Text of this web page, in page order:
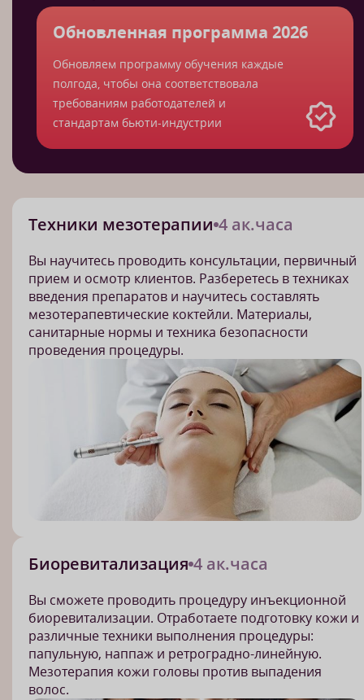
Обновленная программа 2026
Обновляем программу обучения каждые
полгода, чтобы она соответствовала
требованиям работодателей и
стандартам бьюти-индустрии
Техники мезотерапии 4 ак.часа
Вы научитесь проводить консультации, первичный
прием и осмотр клиентов. Разберетесь в техниках
введения препаратов и научитесь составлять
мезотерапевтические коктейли. Материалы,
санитарные нормы и техника безопасности
проведения процедуры.
Биоревитализация 4 ак.часа
Вы сможете проводить процедуру инъекционной
биоревитализации. Отработаете подготовку кожи и
различные техники выполнения процедуры:
папульную, наппаж и ретроградно-линейную.
Мезотерапия кожи головы против выпадения
волос.